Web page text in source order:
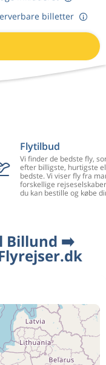
billetter
Flytilbud
Vi finder de bedste fly,
efter billigste, hurtigste
bedste. Vi viser fly fra
forskellige
du kan bestille og købe
Billund ➡️